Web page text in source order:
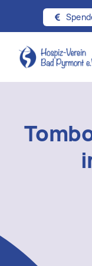
Inhalt
springen
Über uns
Hospizgedanke